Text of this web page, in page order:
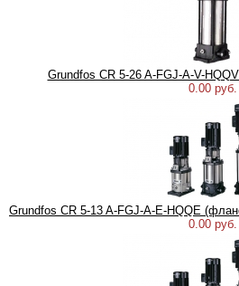
Grundfos CR 5-26 A-FGJ-A-V-
0.00 руб.
Grundfos CR 5-13 A-FGJ-A-E-HQQE
0.00 руб.